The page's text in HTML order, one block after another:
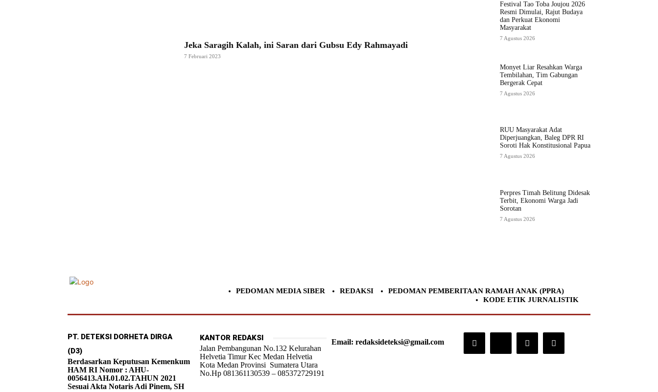
Jeka Saragih Kalah, ini Saran dari Gubsu Edy Rahmayadi
7 Februari 2023
Festival Tao Toba Joujou 2026
Resmi Dimulai, Rajut Budaya
dan Perkuat Ekonomi
Masyarakat
7 Agustus 2026
Monyet Liar Resahkan Warga
Tembilahan, Tim Gabungan
Bergerak Cepat
7 Agustus 2026
RUU Masyarakat Adat
Diperjuangkan, Baleg DPR RI
Soroti Hak Konstitusional Papua
7 Agustus 2026
Perpres Timah Belitung Didesak
Terbit, Ekonomi Warga Jadi
Sorotan
7 Agustus 2026
PEDOMAN MEDIA SIBER REDAKSI
PEDOMAN PEMBERITAAN RAMAH ANAK (PPRA)
KODE ETIK JURNALISTIK
PT. DETEKSI DORHETA DIRGA
(D3)
Berdasarkan Keputusan Kemenkum
HAM RI Nomor : AHU-
0056413.AH.01.02.TAHUN 2021
Sesuai Akta Notaris Adi Pinem, SH
KANTOR REDAKSI
Jalan Pembangunan No.132 Kelurahan
Helvetia Timur Kec Medan Helvetia
Kota Medan Provinsi Sumatera Utara
No.Hp 081361130539 – 085372729191
Email: redaksideteksi@gmail.com